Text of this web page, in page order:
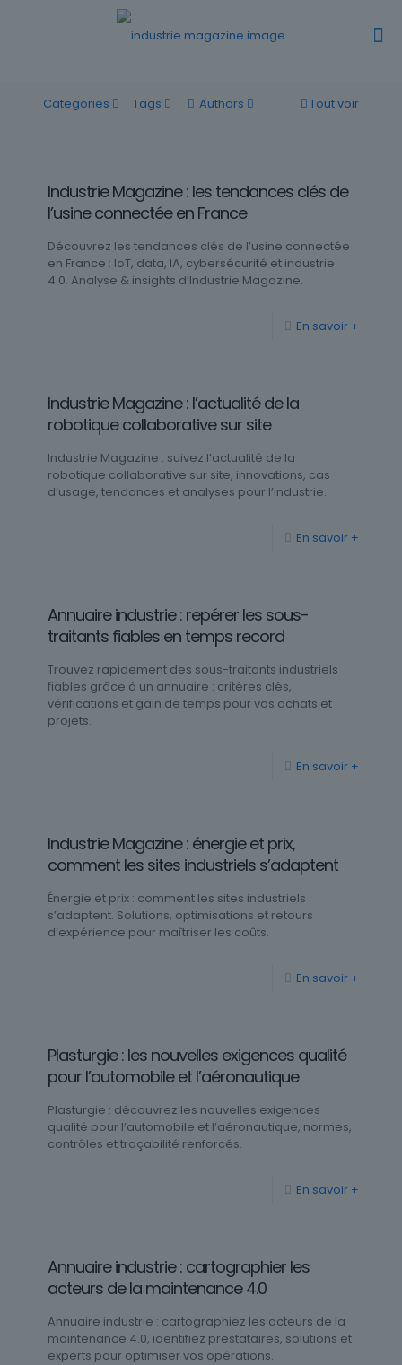
Categories Tags Authors Tout voir
Industrie Magazine : les tendances clés de
l’usine connectée en France
Découvrez les tendances clés de l’usine connectée
en France : IoT, data, IA, cybersécurité et industrie
4.0. Analyse & insights d’Industrie Magazine.
En savoir +
Industrie Magazine : l’actualité de la
robotique collaborative sur site
Industrie Magazine : suivez l’actualité de la
robotique collaborative sur site, innovations, cas
d’usage, tendances et analyses pour l’industrie.
En savoir +
Annuaire industrie : repérer les sous-
traitants fiables en temps record
Trouvez rapidement des sous-traitants industriels
fiables grâce à un annuaire : critères clés,
vérifications et gain de temps pour vos achats et
projets.
En savoir +
Industrie Magazine : énergie et prix,
comment les sites industriels s’adaptent
Énergie et prix : comment les sites industriels
s’adaptent. Solutions, optimisations et retours
d’expérience pour maîtriser les coûts.
En savoir +
Plasturgie : les nouvelles exigences qualité
pour l’automobile et l’aéronautique
Plasturgie : découvrez les nouvelles exigences
qualité pour l’automobile et l’aéronautique, normes,
contrôles et traçabilité renforcés.
En savoir +
Annuaire industrie : cartographier les
acteurs de la maintenance 4.0
Annuaire industrie : cartographiez les acteurs de la
maintenance 4.0, identifiez prestataires, solutions et
experts pour optimiser vos opérations.